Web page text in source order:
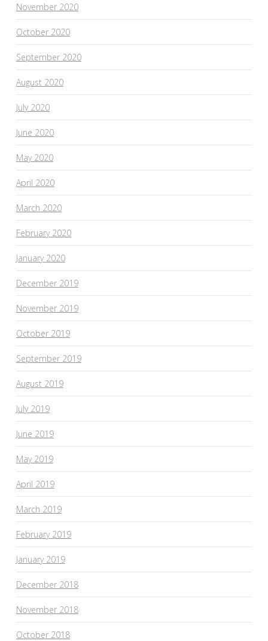
November 2020
October 2020
September 2020
August 2020
July 2020
June 2020
May 2020
April 2020
March 2020
February 2020
January 2020
December 2019
November 2019
October 2019
September 2019
August 2019
July 2019
June 2019
May 2019
April 2019
March 2019
February 2019
January 2019
December 2018
November 2018
October 2018